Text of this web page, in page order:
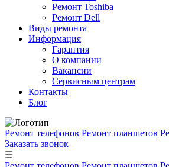
Ремонт Toshiba
Ремонт Dell
Виды ремонта
Информация
Гарантия
О компании
Вакансии
Сервисным центрам
Контакты
Блог
Ремонт телефонов Ремонт планшетов
Заказать звонок
☰